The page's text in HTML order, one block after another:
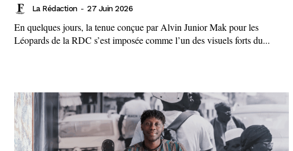
La Rédaction - 27 Juin 2026
En quelques jours, la tenue conçue par Alvin Junior Mak pour les
Léopards de la RDC s’est imposée comme l’un des visuels forts du...